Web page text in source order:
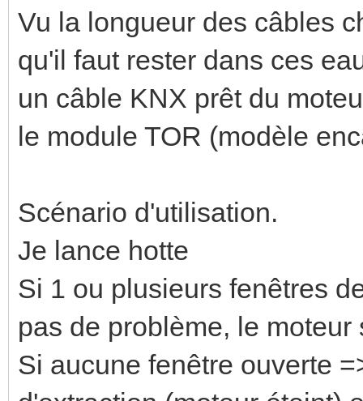
Vu la longueur des câbles
qu'il faut rester dans ces
un câble KNX prêt du
le module TOR (modèle
Scénario d'utilisation.
Je lance hotte
Si 1 ou plusieurs fenêtres
pas de problème, le moteur
Si aucune fenêtre ouverte